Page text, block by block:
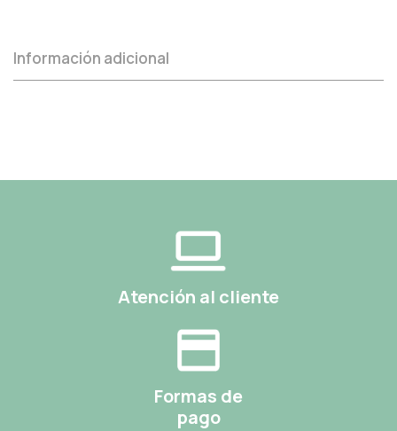
Información adicional
Atención al cliente
Formas de
pago